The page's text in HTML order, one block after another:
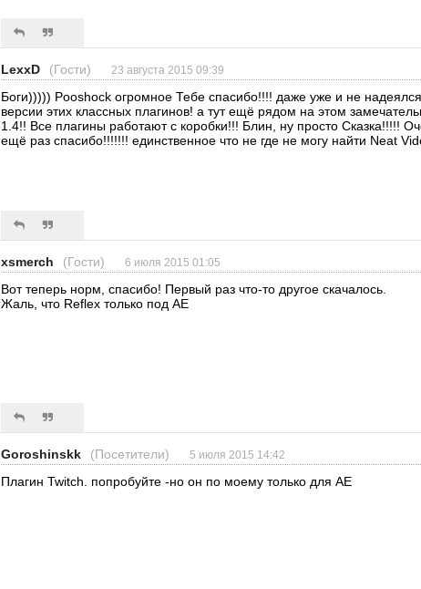
LexxD (Гости) 23 августа 2015 09:39
Боги))))) Pooshock огромное Тебе спасибо!!!! даже уже и не
версии этих классных плагинов! а тут ещё рядом на этом
1.4!! Все плагины работают с коробки!!! Блин, ну просто Сказка!!!!!
ещё раз спасибо!!!!!!! единственное что не где не могу найти Neat
xsmerch (Гости) 6 июля 2015 01:05
Вот теперь норм, спасибо! Первый раз что-то другое скачалось.
Жаль, что Reflex только под AE
Goroshinskk (Посетители) 5 июля 2015 14:42
Плагин Twitch. попробуйте -но он по моему только для АЕ